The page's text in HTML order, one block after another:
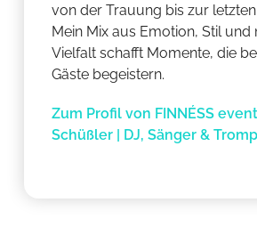
von der Trauung bis zur
Mein Mix aus Emotion, Stil und
Vielfalt schafft Momente, die
Gäste begeistern.
Zum Profil von FINNÉSS
Schüßler | DJ, Sänger &